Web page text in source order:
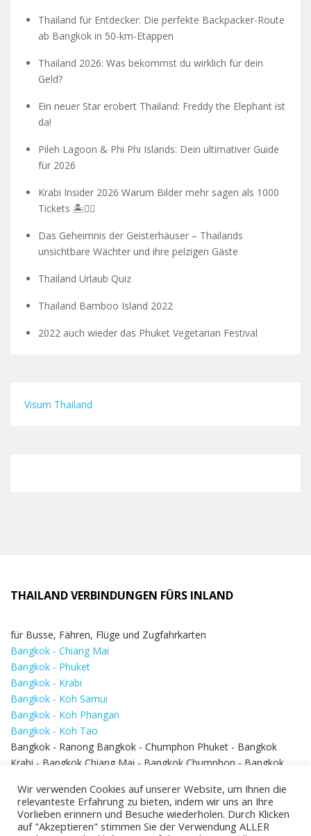
Thailand für Entdecker: Die perfekte Backpacker-Route
ab Bangkok in 50-km-Etappen
Thailand 2026: Was bekommst du wirklich für dein
Geld?
Ein neuer Star erobert Thailand: Freddy the Elephant ist
da!
Pileh Lagoon & Phi Phi Islands: Dein ultimativer Guide
für 2026
Krabi Insider 2026 Warum Bilder mehr sagen als 1000
Tickets 🏝️🧗‍♂️
Das Geheimnis der Geisterhäuser – Thailands
unsichtbare Wächter und ihre pelzigen Gäste
Thailand Urlaub Quiz
Thailand Bamboo Island 2022
2022 auch wieder das Phuket Vegetarian Festival
Visum Thailand
THAILAND VERBINDUNGEN FÜRS INLAND
für Busse, Fähren, Flüge und Zugfahrkarten
Bangkok - Chiang Mai
Bangkok - Phuket
Bangkok - Krabi
Bangkok - Koh Samui
Bangkok - Koh Phangan
Bangkok - Koh Tao
Bangkok - Ranong Bangkok - Chumphon Phuket - Bangkok
Krabi - Bangkok Chiang Mai - Bangkok Chumphon - Bangkok
Bangkok - Hua Hin
Wir verwenden Cookies auf unserer Website, um Ihnen die
relevanteste Erfahrung zu bieten, indem wir uns an Ihre
Vorlieben erinnern und Besuche wiederholen. Durch Klicken
auf "Akzeptieren" stimmen Sie der Verwendung ALLER